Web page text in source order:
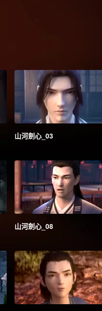
山河劍心_03
山河劍心_08